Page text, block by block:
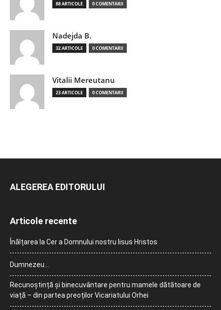
88 ARTICOLE 0 COMENTARII
Nadejda B.
32 ARTICOLE 0 COMENTARII
Vitalii Mereutanu
23 ARTICOLE 0 COMENTARII
ALEGEREA EDITORULUI
Articole recente
Înălțarea la Cer a Domnului nostru Iisus Hristos
Dumnezeu…
Recunoștință și binecuvântare pentru mamele dătătoare de
viață – din partea preoților Vicariatului Orhei